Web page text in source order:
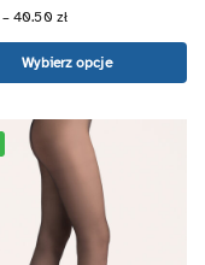
– 40.50 zł
Wybierz opcje